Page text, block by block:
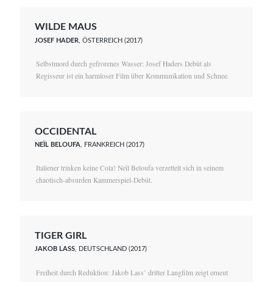
WILDE MAUS
JOSEF HADER , ÖSTERREICH (2017)
Selbstmord durch gefrorenes Wasser: Josef Haders Debüt als
Regisseur ist ein harmloser Film über Kommunikation und Schnee.
OCCIDENTAL
NEÏL BELOUFA , FRANKREICH (2017)
Italiener trinken keine Cola! Neïl Beloufa verzettelt sich in seinem
chaotisch-absurden Kammerspiel-Debüt.
TIGER GIRL
JAKOB LASS, DEUTSCHLAND (2017)
Freiheit durch Reduktion: Jakob Lass’ dritter Langfilm zeigt erneut